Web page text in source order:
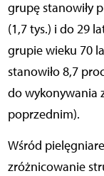
grupę stanowiły
(1,7 tys.) i do 29
grupie wieku 70
stanowiło 8,7
do wykonywania
poprzednim).
Wśród
zróżnicowanie